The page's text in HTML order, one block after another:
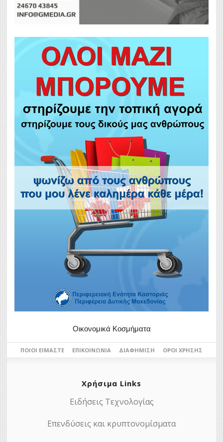
Οικονομικά Κοσμήματα
ΠΟΙΟΙ ΕΊΜΑΣΤΕ ΕΠΙΚΟΙΝΩΝΊΑ ΔΙΑΦΉΜΙΣΗ ΌΡΟΙ ΧΡΉΣΗΣ
Χρήσιμα Links
Ειδήσεις Τεχνολογίας
Επενδύσεις και κρυπτονομίσματα